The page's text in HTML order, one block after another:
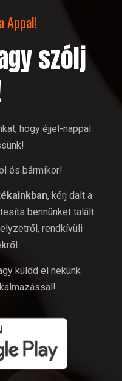
Appal!
szólj
hogy éjjel-nappal
és bármikor!
, kérj dalt a
bennünket talált
rendkívüli
ről.
küldd el nekünk